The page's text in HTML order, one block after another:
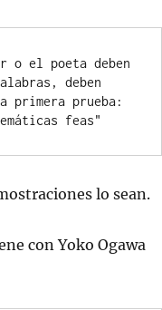
o el poeta deben
deben
primera prueba:
feas"
lo sean.
con Yoko Ogawa